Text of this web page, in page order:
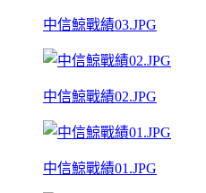
中信鯨戰績03.JPG
中信鯨戰績02.JPG
中信鯨戰績01.JPG